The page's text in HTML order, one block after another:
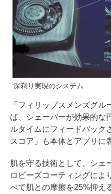
深剃り実現のシステム
「フィリップスメンズグ
ば、シェーバーが効果的な
ルタイムにフィードバック
スコア」も本体とアプリに
肌を守る技術として、シェ
ロビーズコーティングによ
べて肌との摩擦を25%抑え